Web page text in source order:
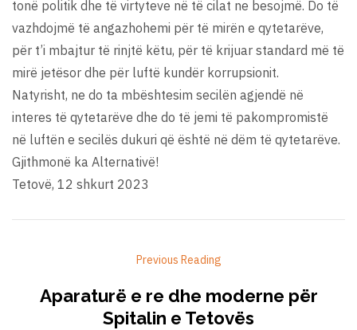
tonë politik dhe të virtyteve në të cilat ne besojmë. Do të
vazhdojmë të angazhohemi për të mirën e qytetarëve,
për t’i mbajtur të rinjtë këtu, për të krijuar standard më të
mirë jetësor dhe për luftë kundër korrupsionit.
Natyrisht, ne do ta mbështesim secilën agjendë në
interes të qytetarëve dhe do të jemi të pakompromistë
në luftën e secilës dukuri që është në dëm të qytetarëve.
Gjithmonë ka Alternativë!
Tetovë, 12 shkurt 2023
Previous Reading
Aparaturë e re dhe moderne për
Spitalin e Tetovës